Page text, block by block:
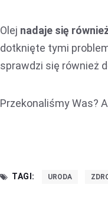
Olej nadaje się
dotknięte tymi
sprawdzi się również
Przekonaliśmy Was?
TAGI: URODA